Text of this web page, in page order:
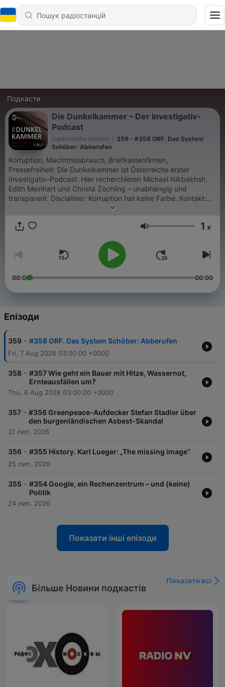
Подкасти
Die Dunkelkammer – Der Investigativ-
Podcast
DasKollektiv Medien
359 - #358 ORF. Das System
Schöber: Abberufen
Korruption, Machtmissbrauch, Briefkastenfirmen,
Pressefreiheit: Die Dunkelkammer ist Österreichs erster
Investigativ-Podcast. Hier recherchieren Michael Nikbakhsh,
Edith Meinhart und Christa Zöchling – unabhängig und
transparent. Disclaimer: Korruption hat keine Farbe. Kontakt:
redaktion@diedunkelkammer.at. Die Dunkelkammer gibt es
www.podcastradio.at
Гучність 1 x
00:00 00:00
Епізоди
359 - #358 ORF. Das System Schöber: Abberufen
Fri, 7 Aug 2026 03:00:00 +0000
358 - #357 Wie geht ein Bauer mit Hitze, Wassernot,
Ernteausfällen um?
Thu, 6 Aug 2026 03:00:00 +0000
357 - #356 Greenpeace-Aufdecker Stefan Stadler über
den burgenländischen Asbest-Skandal
31 лип. 2026
356 - #355 History. Karl Lueger: „The missing image“
25 лип. 2026
355 - #354 Google, ein Rechenzentrum – und (keine)
Politik
24 лип. 2026
Показати інші епізоди
Більше Новини подкастів
Показати всі